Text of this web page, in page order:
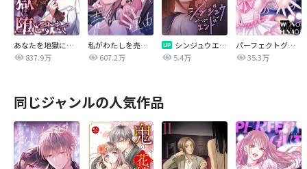
あなたを地獄に堕とすまで
837.9万
私がわたしを売る理由
607.2万
シンジュウエンド【タテヨミ】
5.4万
パーフェクトグリッター
35.3万
同じジャンルの人気作品